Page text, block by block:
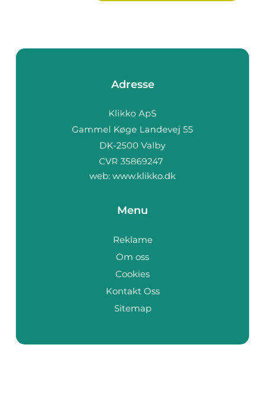
Adresse
web: www.klikko.dk
Menu
Reklame
Om oss
Cookies
Kontakt Oss
Sitemap